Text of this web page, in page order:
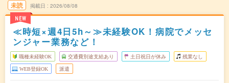
未読
NEW
掲載日 2026/08/08
≪時短×週4日5h～≫未経験OK！病院でメッセ
ンジャー業務など！
職種未経験OK 交通費別途支給あり 土日祝日が休み 残業なし
WEB登録OK 派遣